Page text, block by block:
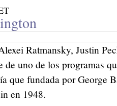
Ratmansky, Justin
de uno de los programas
que fundada por George
en 1948.